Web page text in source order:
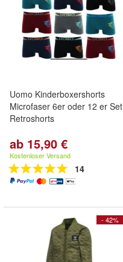
Uomo Kinderboxershorts
Microfaser 6er oder 12 er Set
Retroshorts
ab 15,90 €
Kostenloser Versand
14
- 42%